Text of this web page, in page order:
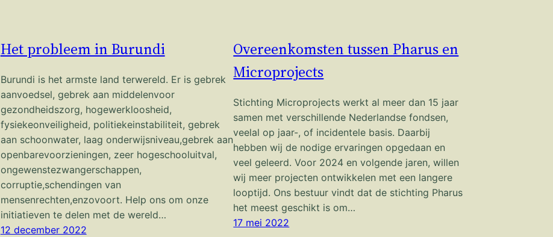
Het probleem in Burundi
Burundi is het armste land terwereld. Er is gebrek
aanvoedsel, gebrek aan middelenvoor
gezondheidszorg, hogewerkloosheid,
fysiekeonveiligheid, politiekeinstabiliteit, gebrek
aan schoonwater, laag onderwijsniveau,gebrek aan
openbarevoorzieningen, zeer hogeschooluitval,
ongewenstezwangerschappen,
corruptie,schendingen van
mensenrechten,enzovoort. Help ons om onze
initiatieven te delen met de wereld…
12 december 2022
Overeenkomsten tussen Pharus en
Microprojects
Stichting Microprojects werkt al meer dan 15 jaar
samen met verschillende Nederlandse fondsen,
veelal op jaar-, of incidentele basis. Daarbij
hebben wij de nodige ervaringen opgedaan en
veel geleerd. Voor 2024 en volgende jaren, willen
wij meer projecten ontwikkelen met een langere
looptijd. Ons bestuur vindt dat de stichting Pharus
het meest geschikt is om…
17 mei 2022